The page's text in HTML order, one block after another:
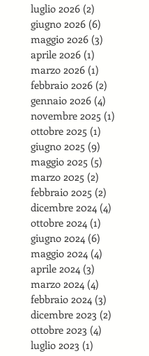
luglio 2026 (2)
giugno 2026 (6)
maggio 2026 (3)
aprile 2026 (1)
marzo 2026 (1)
febbraio 2026 (2)
gennaio 2026 (4)
novembre 2025 (1)
ottobre 2025 (1)
giugno 2025 (9)
maggio 2025 (5)
marzo 2025 (2)
febbraio 2025 (2)
dicembre 2024 (4)
ottobre 2024 (1)
giugno 2024 (6)
maggio 2024 (4)
aprile 2024 (3)
marzo 2024 (4)
febbraio 2024 (3)
dicembre 2023 (2)
ottobre 2023 (4)
luglio 2023 (1)